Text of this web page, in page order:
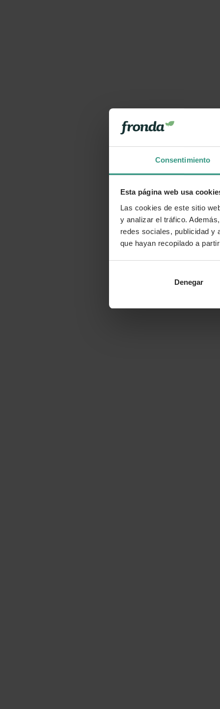
Consentimiento
Esta página web usa
Las cookies de este sitio
y analizar el tráfico.
redes sociales, publicidad y
que hayan recopilado a
Denegar